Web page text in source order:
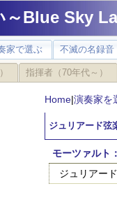
Blue Sky
家で選ぶ 不滅の名録音
指揮者（70年代～）
Home|演奏家を
ジュリアード
モーツァルト
ジュリアー